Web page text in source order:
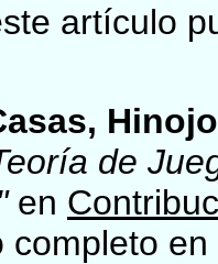
artículo
de
en
completo